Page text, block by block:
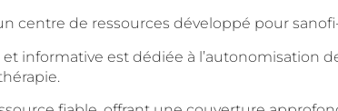
centre de ressources développé pour
informative est dédiée à l’autonomisation